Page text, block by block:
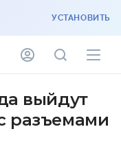
УСТАНОВИТЬ
выйдут
разъемами